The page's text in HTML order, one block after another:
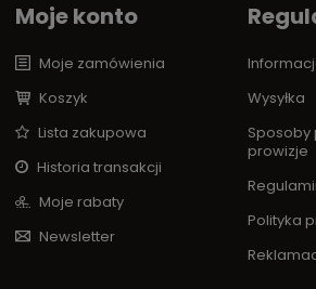
Moje konto
Moje zamówienia
Koszyk
Lista zakupowa
Historia transakcji
Moje rabaty
Newsletter
Wysyłka
Sposoby
prowizje
Polityka